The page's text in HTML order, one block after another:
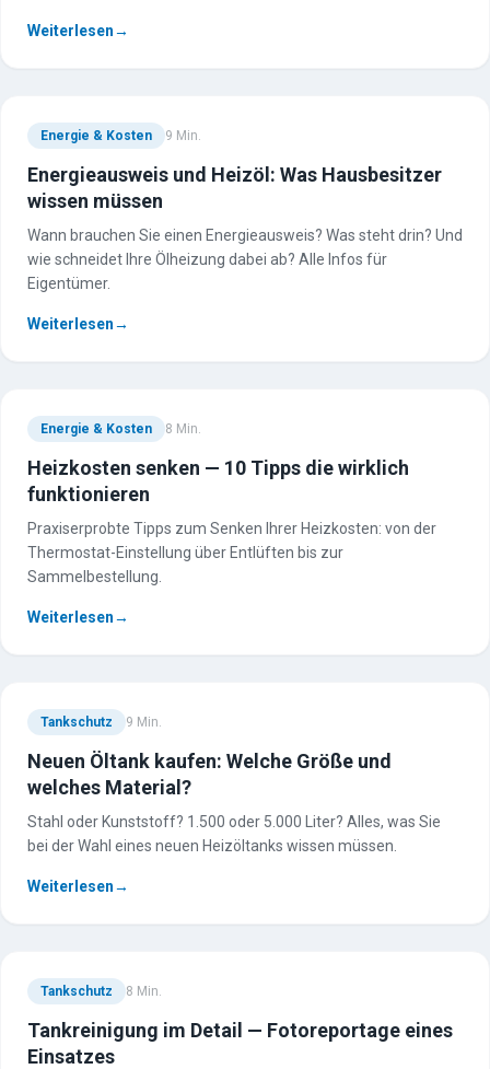
Weiterlesen→
Energie & Kosten 9 Min.
Energieausweis und Heizöl: Was Hausbesitzer
wissen müssen
Wann brauchen Sie einen Energieausweis? Was steht drin? Und
wie schneidet Ihre Ölheizung dabei ab? Alle Infos für
Eigentümer.
Weiterlesen→
Energie & Kosten 8 Min.
Heizkosten senken — 10 Tipps die wirklich
funktionieren
Praxiserprobte Tipps zum Senken Ihrer Heizkosten: von der
Thermostat-Einstellung über Entlüften bis zur
Sammelbestellung.
Weiterlesen→
Tankschutz 9 Min.
Neuen Öltank kaufen: Welche Größe und
welches Material?
Stahl oder Kunststoff? 1.500 oder 5.000 Liter? Alles, was Sie
bei der Wahl eines neuen Heizöltanks wissen müssen.
Weiterlesen→
Tankschutz 8 Min.
Tankreinigung im Detail — Fotoreportage eines
Einsatzes
Geschichte
Heizöl & Tankschutz
Heizöl bestellen
Tankvermietung
Heizöl Solingen
Heizöl Wuppertal
Tankschutz
Tankreinigung
TÜV-Prüfung
Tankstilllegung